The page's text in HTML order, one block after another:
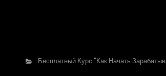
Рубрики
Бесплатный Курс "Как Начать